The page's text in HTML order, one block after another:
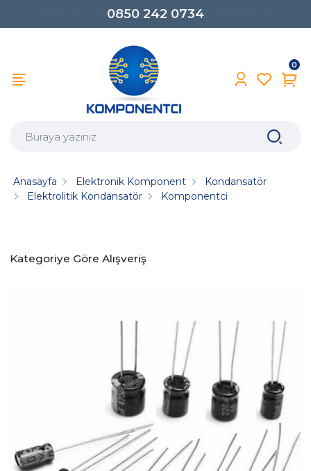
0850 242 0734
0
Anasayfa Elektronik Komponent
Kondansatör
Elektrolitik Kondansatör
Komponentci
Kategoriye Göre Alışveriş